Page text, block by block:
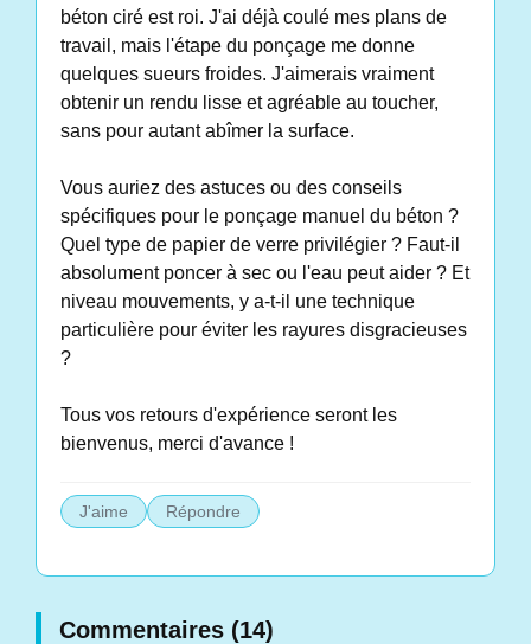
béton ciré est roi. J'ai déjà coulé mes plans de
travail, mais l'étape du ponçage me donne
quelques sueurs froides. J'aimerais vraiment
obtenir un rendu lisse et agréable au toucher,
sans pour autant abîmer la surface.
Vous auriez des astuces ou des conseils
spécifiques pour le ponçage manuel du béton ?
Quel type de papier de verre privilégier ? Faut-il
absolument poncer à sec ou l'eau peut aider ? Et
niveau mouvements, y a-t-il une technique
particulière pour éviter les rayures disgracieuses
?
Tous vos retours d'expérience seront les
bienvenus, merci d'avance !
J'aime Répondre
Commentaires (14)